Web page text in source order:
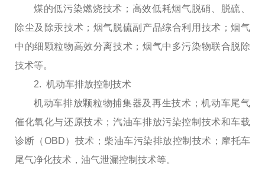
煤的低污染燃烧技术；高效低耗烟气脱硝、脱硫、
除尘及除汞技术；烟气脱硫副产品综合利用技术；烟气
中的细颗粒物高效分离技术；烟气中多污染物联合脱除
技术等。
2. 机动车排放控制技术
机动车排放颗粒物捕集器及再生技术；机动车尾气
催化氧化与还原技术；汽油车排放污染控制技术和车载
诊断（OBD）技术；柴油车污染排放控制技术；摩托车
尾气净化技术，油气泄漏控制技术等。